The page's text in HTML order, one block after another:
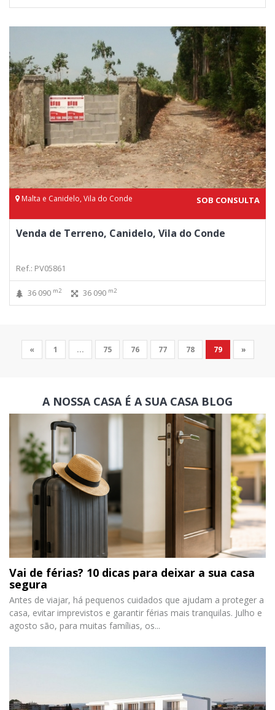
Malta e Canidelo, Vila do Conde SOB CONSULTA
Venda de Terreno, Canidelo, Vila do Conde
Ref.: PV05861
36 090 m2 36 090 m2
« 1 ... 75 76 77 78 79 »
A NOSSA CASA É A SUA CASA BLOG
Vai de férias? 10 dicas para deixar a sua casa
segura
Antes de viajar, há pequenos cuidados que ajudam a proteger a
casa, evitar imprevistos e garantir férias mais tranquilas. Julho e
agosto são, para muitas famílias, os...